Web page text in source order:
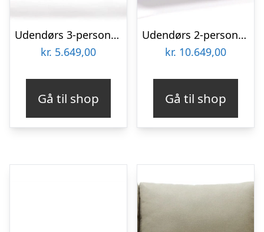
Udendørs 3-personers lounge sofa Kave Home Arinella i FSC-certificeret akacietræ og håndvævet UV-reb
kr. 5.649,00
Gå til shop
Udendørs 2-personers sofa Kave Home Comova H85ÃL152ÃD85 cm hvid pulverlakeret aluminium UV- & vandafvisende stof
kr. 10.649,00
Gå til shop